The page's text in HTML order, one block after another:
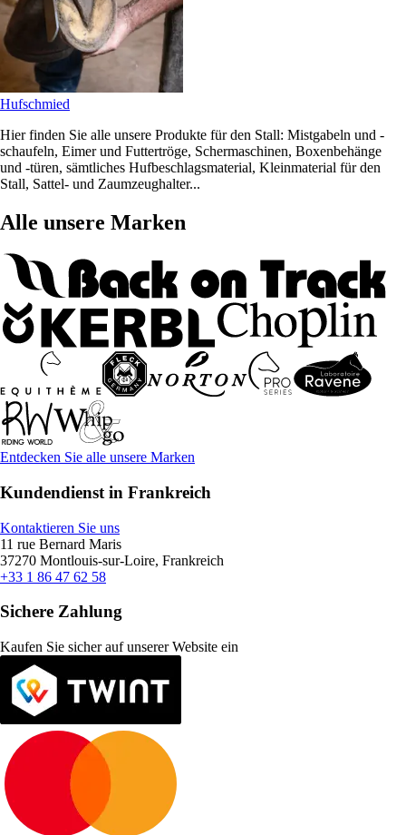
Hufschmied
Hier finden Sie alle unsere Produkte für den Stall: Mistgabeln und -
schaufeln, Eimer und Futtertröge, Schermaschinen, Boxenbehänge
und -türen, sämtliches Hufbeschlagsmaterial, Kleinmaterial für den
Stall, Sattel- und Zaumzeughalter...
Alle unsere Marken
Entdecken Sie alle unsere Marken
Kundendienst in Frankreich
Kontaktieren Sie uns
11 rue Bernard Maris
37270 Montlouis-sur-Loire, Frankreich
+33 1 86 47 62 58
Sichere Zahlung
Kaufen Sie sicher auf unserer Website ein